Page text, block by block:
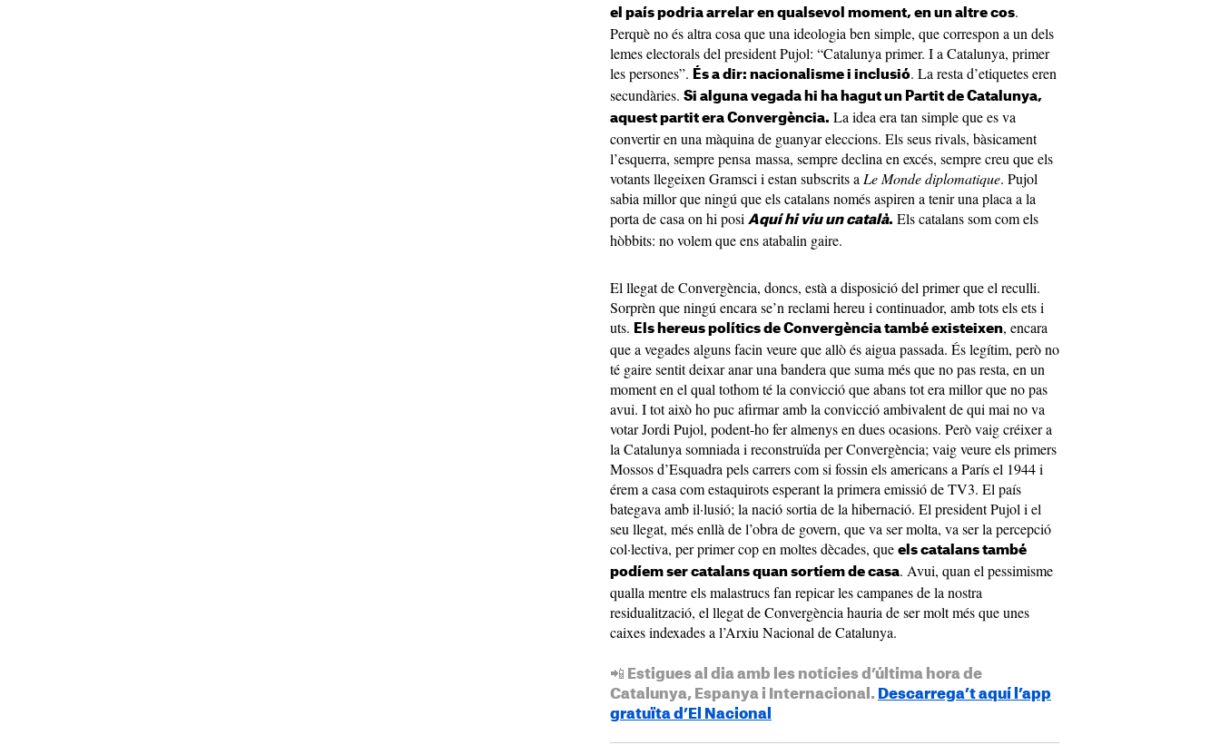
el país podria arrelar en qualsevol moment, en un altre cos.
Perquè no és altra cosa que una ideologia ben simple, que correspon a un dels
lemes electorals del president Pujol: “Catalunya primer. I a Catalunya, primer
les persones”. És a dir: nacionalisme i inclusió. La resta d’etiquetes eren
secundàries. Si alguna vegada hi ha hagut un Partit de Catalunya,
aquest partit era Convergència. La idea era tan simple que es va
convertir en una màquina de guanyar eleccions. Els seus rivals, bàsicament
l’esquerra, sempre pensa massa, sempre declina en excés, sempre creu que els
votants llegeixen Gramsci i estan subscrits a Le Monde diplomatique. Pujol
sabia millor que ningú que els catalans només aspiren a tenir una placa a la
porta de casa on hi posi Aquí hi viu un català. Els catalans som com els
hòbbits: no volem que ens atabalin gaire.
El llegat de Convergència, doncs, està a disposició del primer que el reculli.
Sorprèn que ningú encara se’n reclami hereu i continuador, amb tots els ets i
uts. Els hereus polítics de Convergència també existeixen, encara
que a vegades alguns facin veure que allò és aigua passada. És legítim, però no
té gaire sentit deixar anar una bandera que suma més que no pas resta, en un
moment en el qual tothom té la convicció que abans tot era millor que no pas
avui. I tot això ho puc afirmar amb la convicció ambivalent de qui mai no va
votar Jordi Pujol, podent-ho fer almenys en dues ocasions. Però vaig créixer a
la Catalunya somniada i reconstruïda per Convergència; vaig veure els primers
Mossos d’Esquadra pels carrers com si fossin els americans a París el 1944 i
érem a casa com estaquirots esperant la primera emissió de TV3. El país
bategava amb il·lusió; la nació sortia de la hibernació. El president Pujol i el
seu llegat, més enllà de l’obra de govern, que va ser molta, va ser la percepció
col·lectiva, per primer cop en moltes dècades, que els catalans també
podíem ser catalans quan sortíem de casa. Avui, quan el pessimisme
qualla mentre els malastrucs fan repicar les campanes de la nostra
residualització, el llegat de Convergència hauria de ser molt més que unes
caixes indexades a l’Arxiu Nacional de Catalunya.
📲 Estigues al dia amb les notícies d’última hora de
Catalunya, Espanya i Internacional. Descarrega’t aquí l’app
gratuïta d’El Nacional